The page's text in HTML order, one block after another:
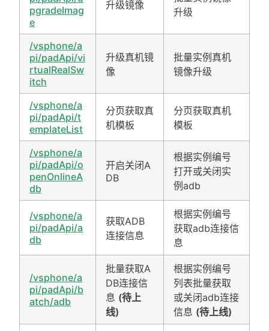
pgradeImag
e
升级镜像
升级
/vsphone/a
pi/padApi/vi
rtualRealSw
itch
升级真机镜
像
批量实例真机
镜像升级
/vsphone/a
pi/padApi/t
emplateList
分页获取真
机模板
分页获取真机
模板
/vsphone/a
pi/padApi/o
penOnlineA
db
开启关闭A
DB
根据实例编号
打开或关闭实
例adb
/vsphone/a
pi/padApi/a
db
获取ADB
连接信息
根据实例编号
获取adb连接信
息
/vsphone/a
pi/padApi/b
atch/adb
批量获取A
DB连接信
息 (待上
线)
根据实例编号
列表批量获取
或关闭adb连接
信息 (待上线)